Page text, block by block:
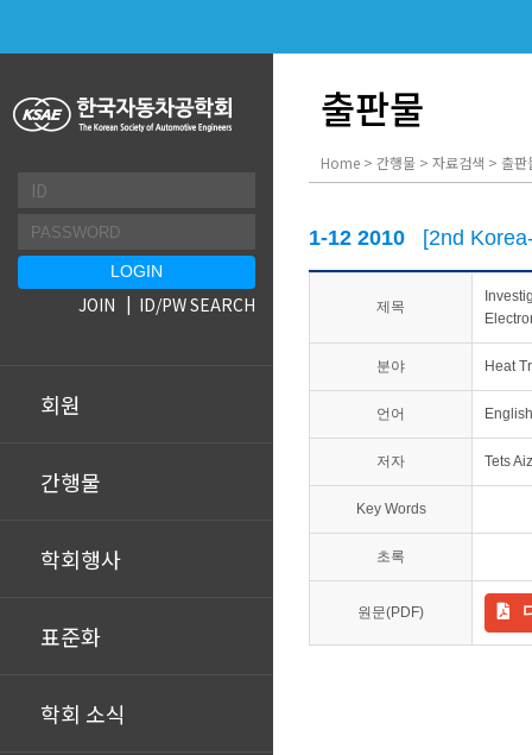
회원
간행물
학회행사
표준화
학회 소식
JOIN ID/PW SEARCH
출판물
Home > 간행물 > 자료검색 > 출판
1-12 2010 [2nd
제목
분야 Heat
언어 English
저자 Tets
Key Words
초록
원문(PDF)